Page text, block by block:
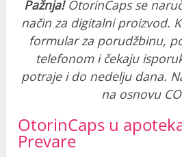
Pažnja!OtorinCaps se
način za digitalni proizvod.
formular za porudžbinu,
telefonom i čekaju
potraje i do nedelju dana.
na osnovu
OtorinCaps u
Prevare